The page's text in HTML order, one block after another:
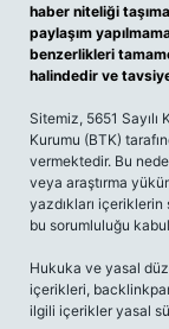
haber niteliği
paylaşım
benzerlikleri
halindedir ve
Sitemiz, 5651
Kurumu (BTK)
vermektedir. Bu
veya araştırma
yazdıkları
bu sorumluluğu
Hukuka ve yasal
içerikleri,
ilgili içerikler yasal